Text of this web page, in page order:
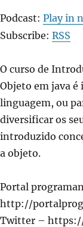
Podcast: Play in
Subscribe: RSS
O curso de
Objeto em java é
linguagem, ou
diversificar os
introduzido
a objeto.
Portal
http://
Twitter –